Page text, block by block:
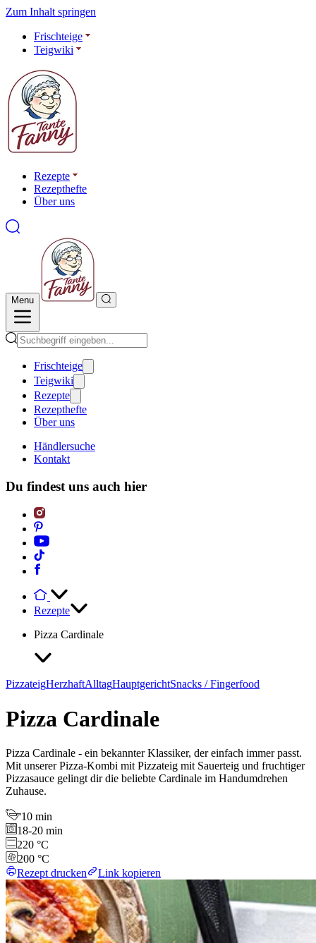
Zum Inhalt springen
Frischteige
Teigwiki
Rezepte
Rezepthefte
Über uns
Menu
Frischteige
Teigwiki
Rezepte
Rezepthefte
Über uns
Händlersuche
Kontakt
Du findest uns auch hier
Rezepte
Pizza Cardinale
PizzateigHerzhaftAlltagHauptgerichtSnacks / Fingerfood
Pizza Cardinale
Pizza Cardinale - ein bekannter Klassiker, der einfach immer passt.
Mit unserer Pizza-Kombi mit Pizzateig mit Sauerteig und fruchtiger
Pizzasauce gelingt dir die beliebte Cardinale im Handumdrehen
Zuhause.
10 min
18-20 min
220 °C
200 °C
Rezept drucken
Link kopieren